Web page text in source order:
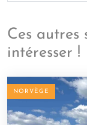
Ces autres
intéresser !
NORVÈGE